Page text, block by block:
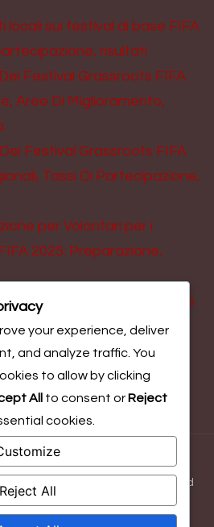
locali sui festival di base FIFA
risultati
Festival Grassroots FIFA
Aree Di Miglioramento,
Festival Grassroots FIFA
Tassi Di Partecipazione,
per Volontari per i
2025: Preparazione,
nei Festival Grassroots
coinvolgimento degli
. All Rights Reserved.
Powered
your experience, deliver
and analyze traffic. You
to allow by clicking
All to consent or Reject
cookies.
Reject All